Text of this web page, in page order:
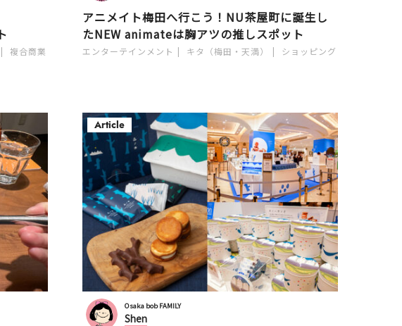
複合商業
アニメイト梅田へ行こう！NU茶屋町に誕生し
たNEW animateは胸アツの推しスポット
エンターテインメント キタ（梅田・天満） ショッピング
Article
Osaka bob FAMILY
Shen